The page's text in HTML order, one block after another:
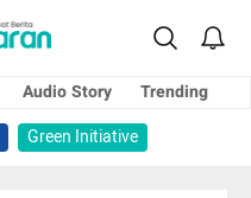
Audio Story
Trending
Green Initiative